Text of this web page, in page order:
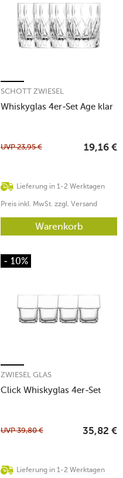
Whiskyglas 4er-Set Age klar
SCHOTT ZWIESEL
Lieferung in 1-2 Werktagen
UVP23,95 € 19,16 €
Preis inkl. MwSt. zzgl. Versand
Warenkorb
- 10%
Click Whiskyglas 4er-Set
ZWIESEL GLAS
Lieferung in 1-2 Werktagen
UVP39,80 € 35,82 €